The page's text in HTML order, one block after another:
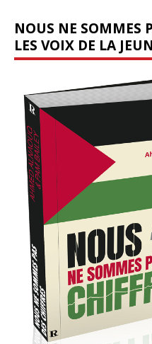
NOUS NE SOMMES
LES VOIX DE LA